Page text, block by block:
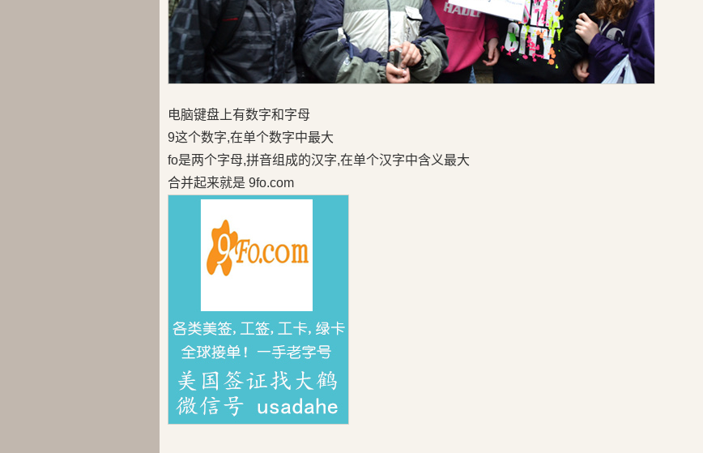
电脑键盘上有数字和字母
9这个数字,在单个数字中最大
fo是两个字母,拼音组成的汉字,在单个汉字中含义最大
合并起来就是 9fo.com